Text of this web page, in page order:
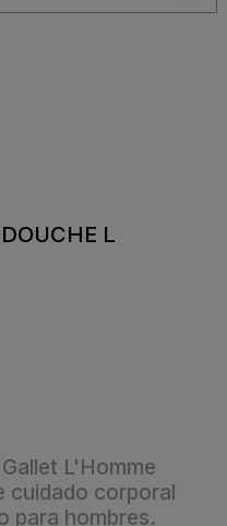
L
L'Homme
cuidado corporal
para hombres.